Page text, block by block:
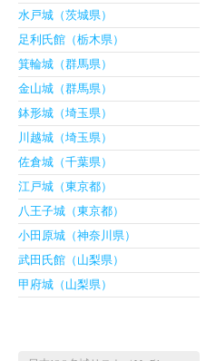
水戸城（茨城県）
足利氏館（栃木県）
箕輪城（群馬県）
金山城（群馬県）
鉢形城（埼玉県）
川越城（埼玉県）
佐倉城（千葉県）
江戸城（東京都）
八王子城（東京都）
小田原城（神奈川県）
武田氏館（山梨県）
甲府城（山梨県）